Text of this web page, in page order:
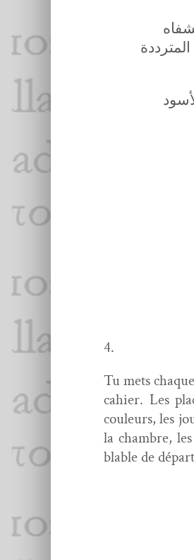
4.
Tu mets
cahi­er. Les
couleurs, les
la cham­bre,
blable de